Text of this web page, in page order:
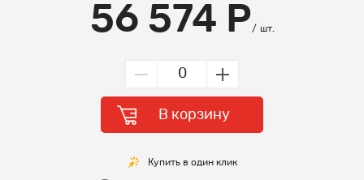
56 574 Р шт.
В корзину
Купить в один клик